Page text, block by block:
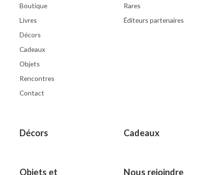
Boutique
Livres
Décors
Cadeaux
Objets
Rencontres
Contact
Rares
Éditeurs partenaires
Décors Cadeaux
Objets et Nous rejoindre